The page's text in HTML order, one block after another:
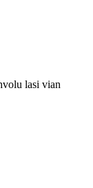
lasi vian